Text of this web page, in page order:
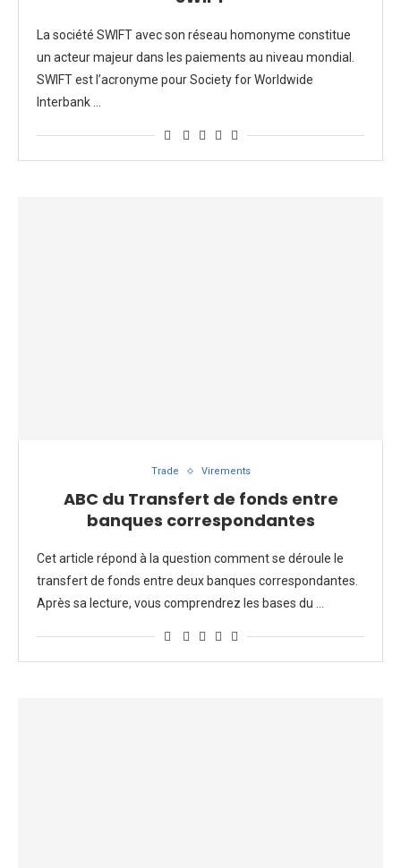
La société SWIFT avec son réseau homonyme constitue
un acteur majeur dans les paiements au niveau mondial.
SWIFT est l’acronyme pour Society for Worldwide
Interbank …
Trade Virements
ABC du Transfert de fonds entre
banques correspondantes
Cet article répond à la question comment se déroule le
transfert de fonds entre deux banques correspondantes.
Après sa lecture, vous comprendrez les bases du …